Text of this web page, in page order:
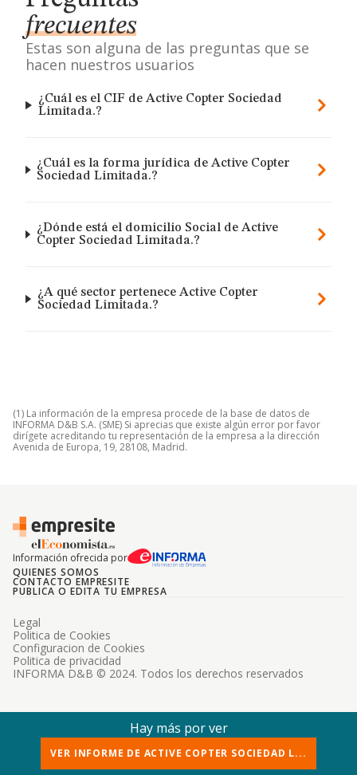
frecuentes
Estas son alguna de las preguntas que se
hacen nuestros usuarios
¿Cuál es el CIF de Active Copter Sociedad
Limitada.?
¿Cuál es la forma jurídica de Active Copter
Sociedad Limitada.?
¿Dónde está el domicilio Social de Active
Copter Sociedad Limitada.?
¿A qué sector pertenece Active Copter
Sociedad Limitada.?
(1) La información de la empresa procede de la base de datos de
INFORMA D&B S.A. (SME) Si aprecias que existe algún error por favor
dirígete acreditando tu representación de la empresa a la dirección
Avenida de Europa, 19, 28108, Madrid.
Información ofrecida por
QUIENES SOMOS
CONTACTO EMPRESITE
PUBLICA O EDITA TU EMPRESA
INFORMA D&B © 2024. Todos los derechos reservados
Legal
Politica de Cookies
Configuracion de Cookies
Politica de privacidad
Hay más por ver
VER INFORME DE ACTIVE COPTER SOCIEDAD L...